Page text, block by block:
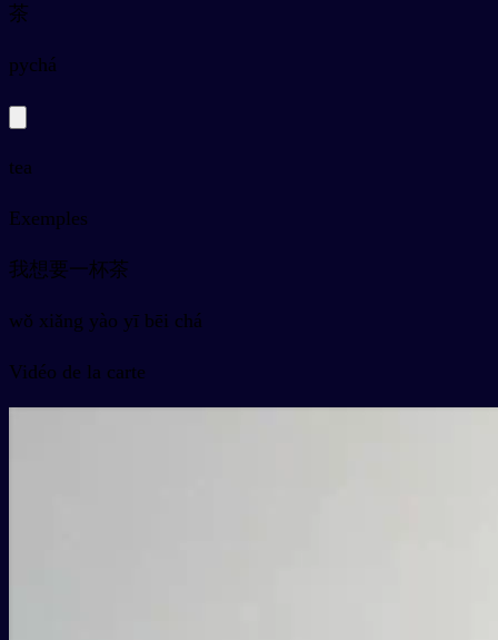
茶
pychá
tea
Exemples
我想要一杯茶
wǒ xiǎng yào yī bēi chá
Vidéo de la carte